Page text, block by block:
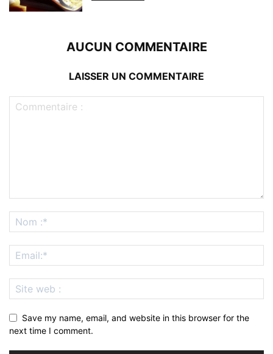
AUCUN COMMENTAIRE
LAISSER UN COMMENTAIRE
Save my name, email, and website in this browser for the
next time I comment.